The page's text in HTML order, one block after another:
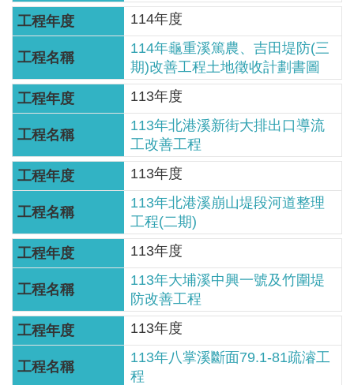
English
RSS
互
交
流
屬
網
站
府
網
站
114年度
114年龜重溪篤農、吉田堤防(三
期)改善工程土地徵收計劃書圖
113年度
113年北港溪新街大排出口導流
工改善工程
113年度
113年北港溪崩山堤段河道整理
工程(二期)
113年度
113年大埔溪中興一號及竹圍堤
防改善工程
113年度
113年八掌溪斷面79.1-81疏濬工
程